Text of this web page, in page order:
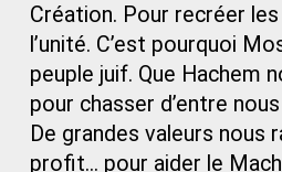
Création. Pour recréer
l’unité. C’est pourquoi
peuple juif. Que Hachem
pour chasser d’entre
De grandes valeurs
profit... pour aider le